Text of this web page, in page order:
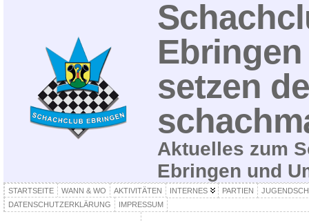
setzen
Aktuelles zum
Ebringen und
STARTSEITE WANN & WO AKTIVITÄTEN INTERNES PARTIEN
DATENSCHUTZERKLÄRUNG
IMPRESSUM